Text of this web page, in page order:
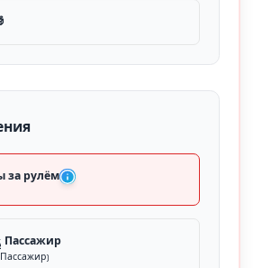
за рулём
Пассажир
Пассажир)